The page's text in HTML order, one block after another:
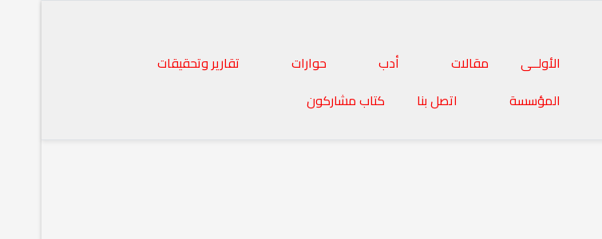
الأولــى مقالات أدب حوارات
تقارير وتحقيقات
المؤسسة
اتصل بنا كتاب مشاركون